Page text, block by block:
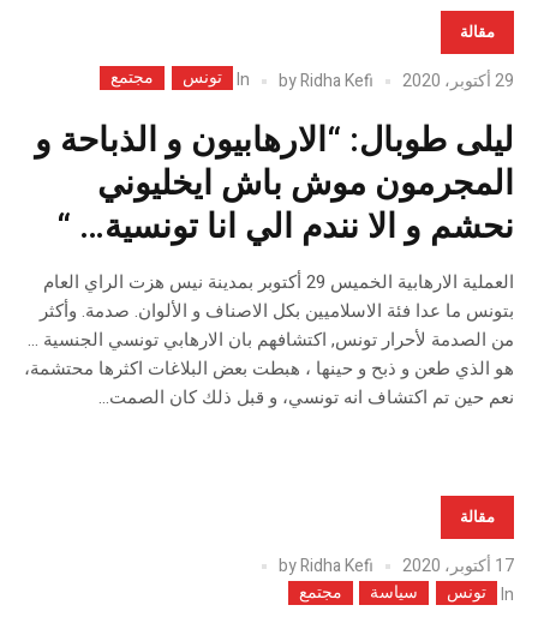
مقالة
29 أكتوبر، 2020 byRidha Kefi
In تونس مجتمع
ليلى طوبال: “الارهابيون و الذباحة و
المجرمون موش باش ايخليوني
نحشم و الا نندم الي انا تونسية… “
العملية الارهابية الخميس 29 أكتوبر بمدينة نيس هزت الراي العام
بتونس ما عدا فئة الاسلاميين بكل الاصناف و الألوان. صدمة. وأكثر
من الصدمة لأحرار تونس, اكتشافهم بان الارهابي تونسي الجنسية …
هو الذي طعن و ذبح و حينها ، هبطت بعض البلاغات اكثرها محتشمة،
نعم حين تم اكتشاف انه تونسي، و قبل ذلك كان الصمت...
مقالة
17 أكتوبر، 2020 byRidha Kefi
In تونس سياسة مجتمع